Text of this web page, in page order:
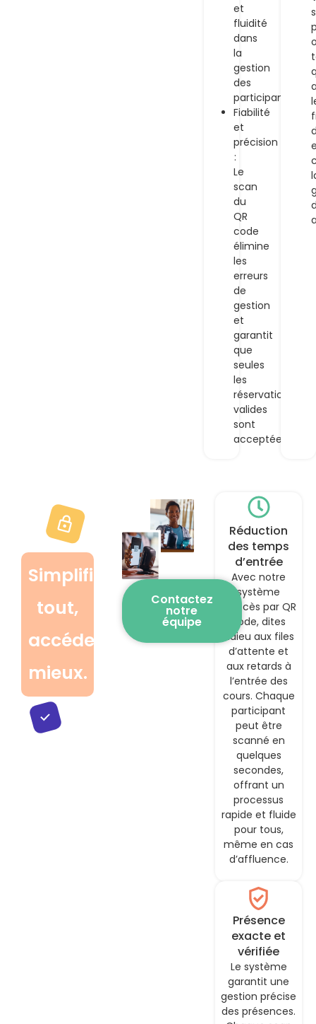
et
fluidité
dans
la
gestion
des
participants
Fiabilité
et
précision
:
Le
scan
du
QR
code
élimine
les
erreurs
de
gestion
et
garantit
que
seules
les
réservations
valides
sont
acceptées.
Réduction
des temps
d’entrée
Avec notre
système
d’accès par QR
code, dites
adieu aux files
d’attente et
aux retards à
l’entrée des
cours. Chaque
participant
peut être
scanné en
quelques
secondes,
offrant un
processus
rapide et fluide
pour tous,
même en cas
d’affluence.
Présence
exacte et
vérifiée
Le système
garantit une
gestion précise
des présences.
Simplifiez
tout,
accédez
mieux.
Contactez
notre
équipe